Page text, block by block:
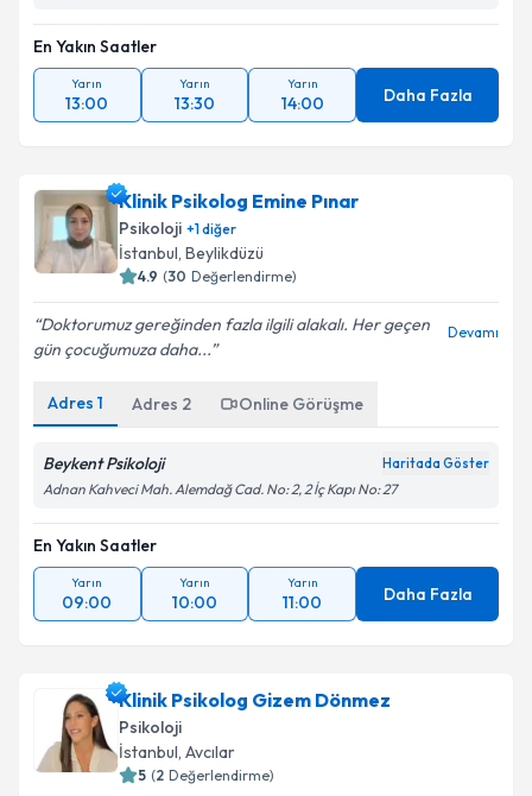
En Yakın Saatler
Yarın
13:00
Yarın
13:30
Yarın
14:00 Daha Fazla
Klinik Psikolog Emine Pınar
Psikoloji +1diğer
İstanbul, Beylikdüzü
4.9 (30 Değerlendirme)
Doktorumuz gereğinden fazla ilgili alakalı. Her geçen
gün çocuğumuza daha...
Devamı
Adres 1 Adres 2 Online Görüşme
Beykent Psikoloji Haritada Göster
Adnan Kahveci Mah. Alemdağ Cad. No: 2, 2 İç Kapı No: 27
En Yakın Saatler
Yarın
09:00
Yarın
10:00
Yarın
11:00 Daha Fazla
Klinik Psikolog Gizem Dönmez
Psikoloji
İstanbul, Avcılar
5 (2 Değerlendirme)